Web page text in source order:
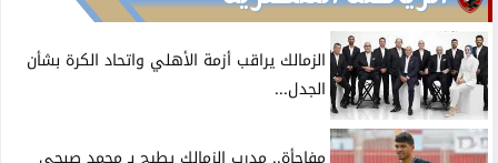
الزمالك يراقب أزمة الأهلي واتحاد الكرة بشأن
الجدل...